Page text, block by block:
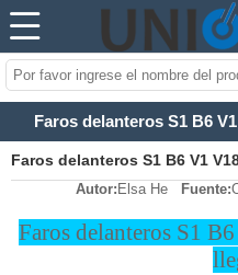
Faros delanteros S1 B6
Faros delanteros S1 B6 V1
Autor: Elsa He Fuente:
Faros delanteros S1